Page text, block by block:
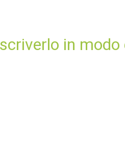
in modo